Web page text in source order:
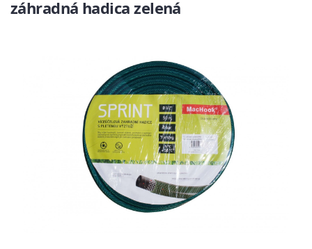
záhradná hadica zelená